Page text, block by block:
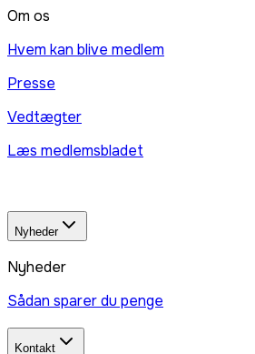
Om os
Hvem kan blive medlem
Presse
Vedtægter
Læs medlemsbladet
Nyheder
Nyheder
Sådan sparer du penge
Kontakt